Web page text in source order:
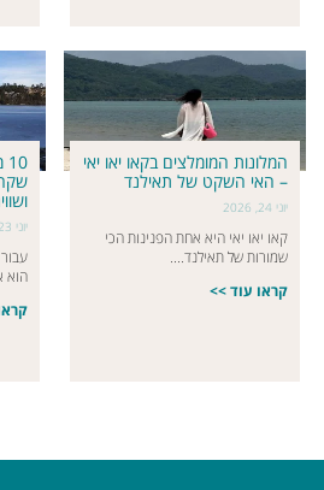
המלונות המומלצים בקאו יאו יאי
– האי השקט של תאילנד
יוני 24, 2026
קאו יאו יאי היא אחת הפנינות הכי
שמורות של תאילנד....
קראו עוד >>
יוני 23, 2026
הוא